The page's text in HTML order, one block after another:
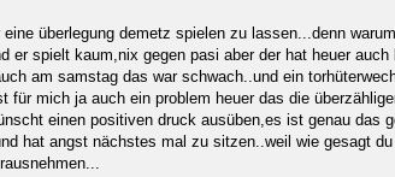
eine überlegung demetz spielen zu lassen...denn
er spielt kaum,nix gegen pasi aber der hat heuer auch
am samstag das war schwach..und ein
für mich ja auch ein problem heuer das die
einen positiven druck ausüben,es ist genau das
hat angst nächstes mal zu sitzen..weil wie gesagt